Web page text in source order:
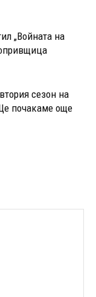
„Войната на
сезон на
почакаме още